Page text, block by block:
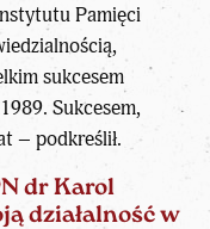
Pamięci
sukcesem
Sukcesem,
– podkreślił.
dr Karol
działalność w